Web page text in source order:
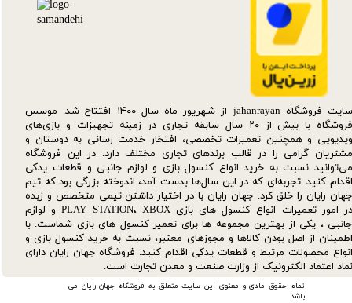
تمام حقوق مادی و معنوی این سایت متعلق به فروشگاه جهان رایان می
باشد.
سایت فروشگاه jahanrayan از شهریور ماه سال ۱۴۰۰ افتتاح شد. موسس
فروشگاه با بیش از ۲۰ سال سابقه تجاری در زمینه تجهیزات و بازی‌های
ویدیویی و همچنین تعمیرات تخصصی، افتخار خدمت رسانی به دوستان و
مشتریان گرامی را در قالب برندهای تجاری مختلف دارد. در این فروشگاه
می‌توانید نسبت به خرید انواع کنسول بازی و لوازم جانبی و قطعات یدکی‌
اقدام کنید. تجربه‌ای که در این سال‌ها بدست آمد، اندوخته بزرگی بود که تیم
جهان رایان را خلق کرد. جهان رایان با در اختیار داشتن تیمی متخصص و زبده
در امور تعمیرات انواع کنسول های بازی PLAY STATION، XBOX و لوازم
جانبی ، یکی از بهترین مجموعه ها برای تعمیر کنسول های بازی شماست. با
اطمینان از اصل بودن کالاها و مجوزهای معتبر، نسبت به خرید کنسول بازی و
انواع محصولات مرتبط و قطعات یدکی اقدام کنید. فروشگاه جهان رایان دارای
نماد اعتماد الکترونیک از وزارت صنعت و معدن تجارت است.